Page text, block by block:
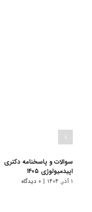
سوالات و پاسخنامه دکتری
اپیدمیولوژی ۱۴۰۵
۱ آذر, ۱۴۰۴ | ۰ دیدگاه